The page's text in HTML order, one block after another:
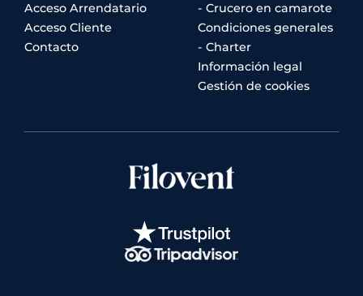
Acceso Arrendatario
Acceso Cliente
Contacto
- Crucero en camarote
Condiciones generales
- Charter
Información legal
Gestión de cookies